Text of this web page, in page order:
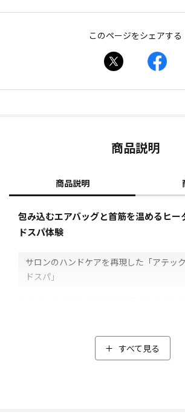
このページをシェアする
商品説明
商品説明
包み込むエアバッグと首筋を温めるヒー
ドスパ体験
サロンのハンドケアを再現した「アテッ
ドスパ」
すべて見る